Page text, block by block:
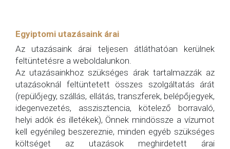
Egyiptomi utazásaink árai
Az utazásaink árai teljesen átláthatóan kerülnek
feltüntetésre a weboldalunkon.
Az utazásainkhoz szükséges árak tartalmazzák az
utazásoknál feltüntetett összes szolgáltatás árát
(repülőjegy, szállás, ellátás, transzferek, belépőjegyek,
idegenvezetés, asszisztencia, kötelező borravaló,
helyi adók és illetékek), Önnek mindössze a vízumot
kell egyénileg beszereznie, minden egyéb szükséges
költséget az utazások meghirdetett árai